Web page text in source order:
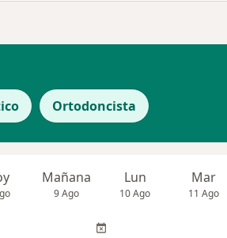
Ortodoncista
Mañana
9 Ago
Lun
10 Ago
Mar
11 Ago